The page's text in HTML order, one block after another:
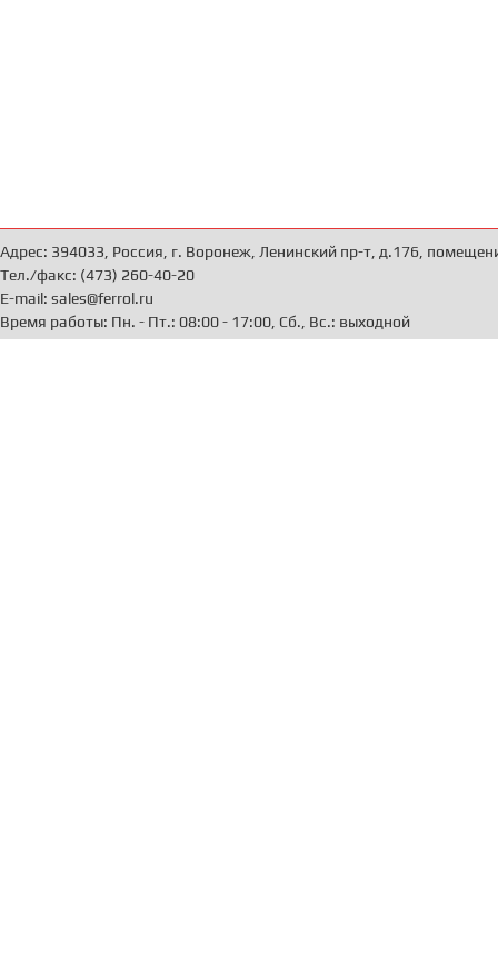
Адрес: 394033, Россия, г. Воронеж, Ленинский пр-т, д.176,
Тел./факс: (473) 260-40-20
E-mail: sales@ferrol.ru
Время работы: Пн. - Пт.: 08:00 - 17:00, Сб., Вс.: выходной